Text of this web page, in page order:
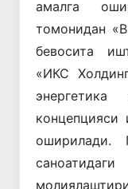
амалга
томонидан
бевосита
«ИКС
энергетика
концепцияси
оширилади.